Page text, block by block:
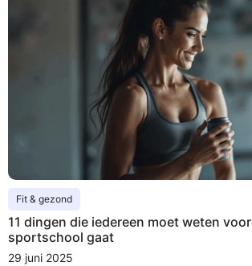
Fit & gezond
11 dingen die iedereen moet weten
sportschool gaat
29 juni 2025